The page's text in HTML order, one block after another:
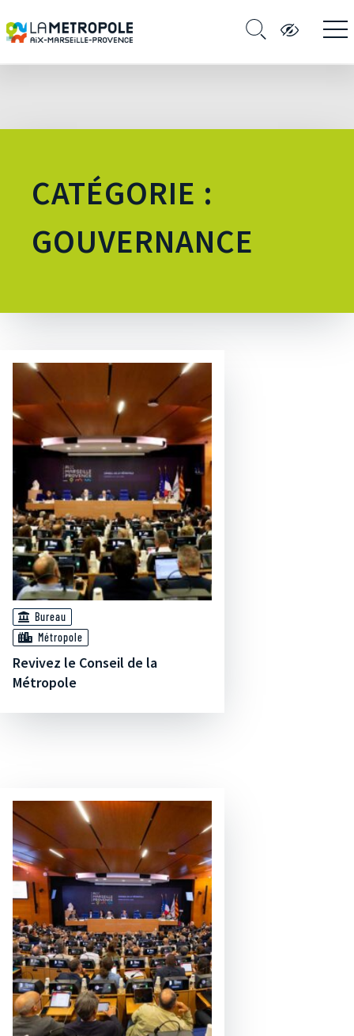
CATÉGORIE :
GOUVERNANCE
Bureau
Métropole
Revivez le Conseil de la
Métropole